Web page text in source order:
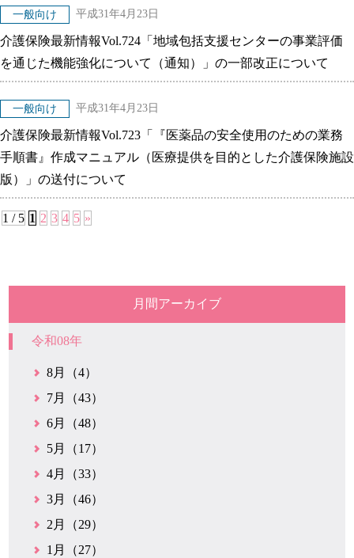
一般向け 平成31年4月23日
介護保険最新情報Vol.724「地域包括支援センターの事業評価
を通じた機能強化について（通知）」の一部改正について
一般向け 平成31年4月23日
介護保険最新情報Vol.723「『医薬品の安全使用のための業務
手順書』作成マニュアル（医療提供を目的とした介護保険施設
版）」の送付について
1 / 5 1 2 3 4 5 »
月間アーカイブ
令和08年
8月（4）
7月（43）
6月（48）
5月（17）
4月（33）
3月（46）
2月（29）
1月（27）